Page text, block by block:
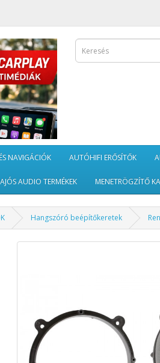
NAVIGÁCIÓK AUTÓHIFI ERŐSÍTŐK
AUDIO TERMÉKEK MENETRÖGZÍTŐ
Hangszóró beépítőkeretek